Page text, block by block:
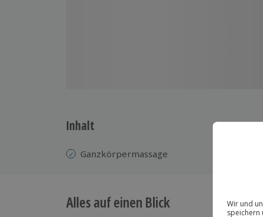
Inhalt
Ganzkörpermassage
Alles auf einen Blick